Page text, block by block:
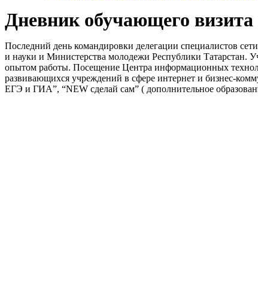
Дневник обучающего визита
Последний день командировки делегации специалистов
и науки и Министерства молодежи Республики Татарстан.
опытом работы. Посещение Центра информационных
развивающихся учреждений в сфере интернет и бизнес-
ЕГЭ и ГИА”, “NEW сделай сам” ( дополнительное